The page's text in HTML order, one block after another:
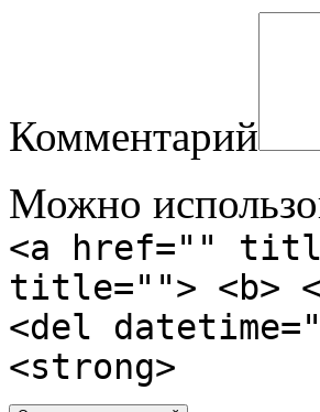
Комментарий
Можно
<a href=""
title=""> <b>
<del
<strong>